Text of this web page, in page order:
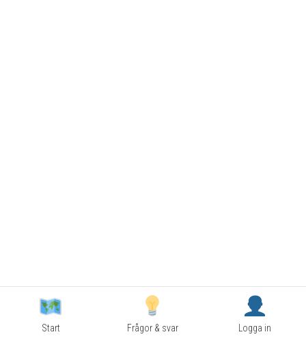
Start Frågor & svar Logga in